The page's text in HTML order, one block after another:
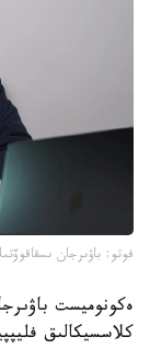
فوتو: باۋىرجان
ەكونوميست
كلاسسيكالىق